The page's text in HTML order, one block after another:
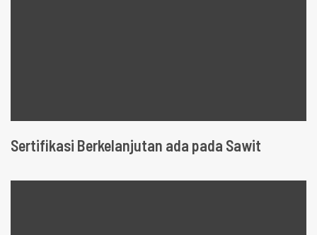
Sertifikasi Berkelanjutan ada pada Sawit